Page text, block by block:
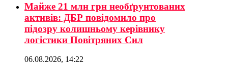
Майже 21 млн грн необґрунтованих
активів: ДБР повідомило про
підозру колишньому керівнику
логістики Повітряних Сил
06.08.2026, 14:22